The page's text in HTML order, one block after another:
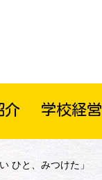
介 学校経営
ひと、みつけた」